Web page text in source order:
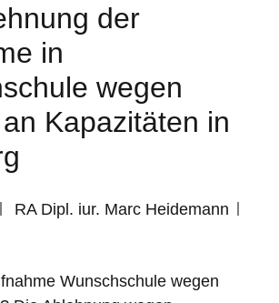
der
in
wegen
Kapazitäten in
RA Dipl. iur. Marc Heidemann
Wunschschule wegen